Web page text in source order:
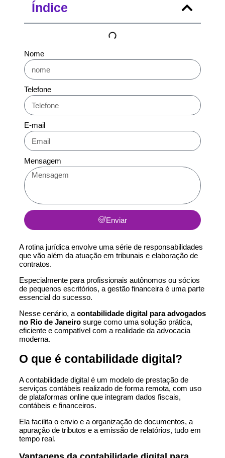
A rotina jurídica envolve uma série de responsabilidades
que vão além da atuação em tribunais e elaboração de
contratos.
Especialmente para profissionais autônomos ou sócios
de pequenos escritórios, a gestão financeira é uma parte
essencial do sucesso.
Nesse cenário, acontabilidade digital para advogados
no Rio de Janeiro surge como uma solução prática,
eficiente e compatível com a realidade da advocacia
moderna.
O que é contabilidade digital?
A contabilidade digital é um modelo de prestação de
serviços contábeis realizado de forma remota, com uso
de plataformas online que integram dados fiscais,
contábeis e financeiros.
Ela facilita o envio e a organização de documentos, a
apuração de tributos e a emissão de relatórios, tudo em
tempo real.
Índice
Nome
Telefone
E-mail
Mensagem
Enviar